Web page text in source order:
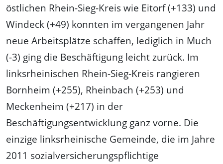
östlichen Rhein-Sieg-Kreis wie Eitorf (+133) und
Windeck (+49) konnten im vergangenen Jahr
neue Arbeitsplätze schaffen, lediglich in Much
(-3) ging die Beschäftigung leicht zurück. Im
linksrheinischen Rhein-Sieg-Kreis rangieren
Bornheim (+255), Rheinbach (+253) und
Meckenheim (+217) in der
Beschäftigungsentwicklung ganz vorne. Die
einzige linksrheinische Gemeinde, die im Jahre
2011 sozialversicherungspflichtige